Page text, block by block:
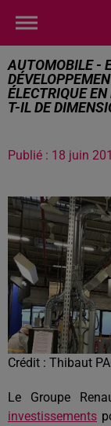
AUTOMOBILE -
ÉLECTRIQUE
T-IL DE
Publié : 18 juin
Crédit : Thibaut
Le Groupe
investissements